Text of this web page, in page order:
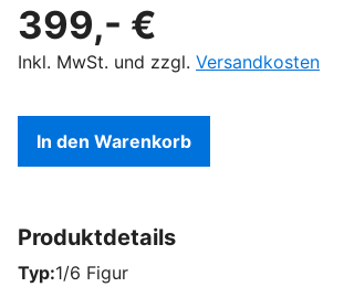
399,- €
Inkl. MwSt. und zzgl. Versandkosten
In den Warenkorb
Produktdetails
Typ 1/6 Figur